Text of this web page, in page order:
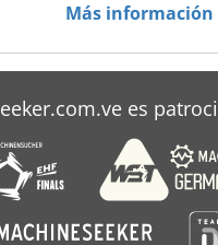
Más información
es